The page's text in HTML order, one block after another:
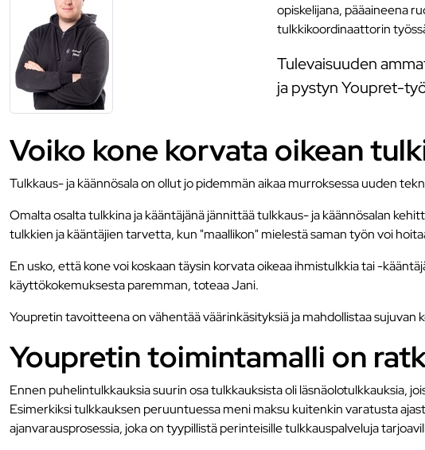
opiskelijana, pääaineena
tulkkikoordinaattorin
Tulevaisuuden
ja pystyn Youpret-
Voiko kone korvata oikean
Tulkkaus- ja käännösala on ollut jo pidemmän aikaa murroksessa uuden
Omalta osalta tulkkina ja kääntäjänä jännittää tulkkaus- ja käännösalan
tulkkien ja kääntäjien tarvetta, kun "maallikon" mielestä saman työn voi
En usko, että kone voi koskaan täysin korvata oikeaa ihmistulkkia tai -
käyttökokemuksesta paremman, toteaa Jani.
Youpretin tavoitteena on vähentää väärinkäsityksiä ja mahdollistaa
Youpretin toimintamalli on
Ennen puhelintulkkauksia suurin osa tulkkauksista oli läsnäolotulkkauksia,
Esimerkiksi tulkkauksen peruuntuessa meni maksu kuitenkin varatusta
ajanvarausprosessia, joka on tyypillistä perinteisille tulkkauspalveluja